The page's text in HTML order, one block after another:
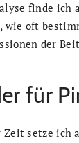
finde ich
wie oft
der
für
Zeit setze ich